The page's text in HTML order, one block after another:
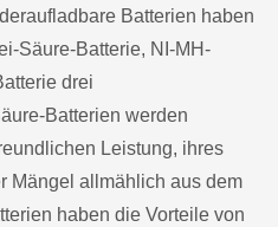
Batterien haben
Säure-Batterie, NI-MH-
drei
Batterien werden
Leistung, ihres
Mängel allmählich aus dem
haben die Vorteile von